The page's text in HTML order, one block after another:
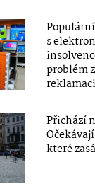
s
problém
reklamaci
Přichází
které